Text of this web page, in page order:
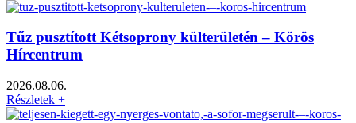
Tűz pusztított Kétsoprony külterületén – Körös
Hírcentrum
2026.08.06.
Részletek +